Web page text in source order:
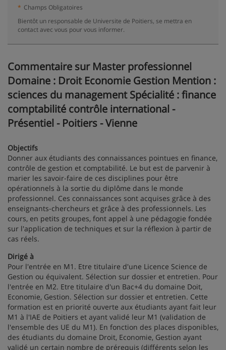
* Champs Obligatoires
Bientôt un responsable de Universite de Poitiers, se mettra en
contact avec vous pour vous informer.
Commentaire sur Master professionnel
Domaine : Droit Economie Gestion Mention :
sciences du management Spécialité : finance
comptabilité contrôle international -
Présentiel - Poitiers - Vienne
Objectifs
Donner aux étudiants des connaissances pointues en finance,
contrôle de gestion et comptabilité. Le but est de parvenir à
marier les savoir-faire de ces disciplines pour être
opérationnels à la sortie du diplôme dans le monde
professionnel. Ces connaissances sont acquises grâce à des
enseignants-chercheurs et grâce à des professionnels. Les
cours, en petits groupes, font appel à une pédagogie fondée
sur l'application de techniques et sur la réflexion à partir de
cas réels.
Dirigé à
Pour l'entrée en M1. Etre titulaire d'une Licence Science de
Gestion ou équivalent. Sélection sur dossier et entretien. Pour
l'entrée en M2. Etre titulaire d'un Bac+4 du domaine Doit,
Economie, Gestion. Sélection sur dossier et entretien. Cette
formation est en priorité ouverte aux étudiants ayant fait leur
M1 à l'IAE de Poitiers et ayant validé leur M1 (validation de
l'ensemble des UE du M1). En fonction des places disponibles,
des étudiants du domaine Droit, Economie, Gestion ayant
validé un certain nombre de prérequis (différents selon les